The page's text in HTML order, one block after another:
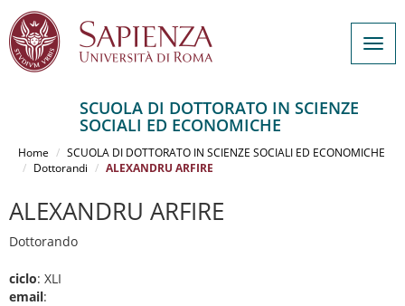
contenuto
SCUOLA DI DOTTORATO IN SCIENZE
SOCIALI ED ECONOMICHE
Home
SCUOLA DI DOTTORATO IN SCIENZE SOCIALI ED ECONOMICHE
Dottorandi
ALEXANDRU ARFIRE
ALEXANDRU ARFIRE
Dottorando
ciclo: XLI
email: